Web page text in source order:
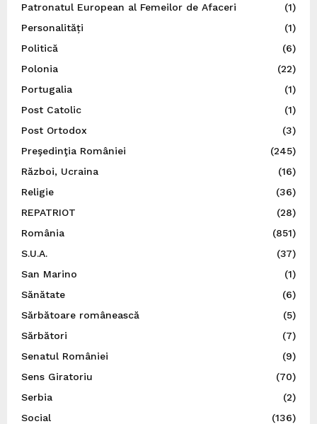
Patronatul European al Femeilor de Afaceri
(1)
Personalități
(1)
Politică
(6)
Polonia
(22)
Portugalia
(1)
Post Catolic
(1)
Post Ortodox
(3)
Preşedinţia României
(245)
Război, Ucraina
(16)
Religie
(36)
REPATRIOT
(28)
România
(851)
S.U.A.
(37)
San Marino
(1)
Sănătate
(6)
Sărbătoare românească
(5)
Sărbători
(7)
Senatul României
(9)
Sens Giratoriu
(70)
Serbia
(2)
Social
(136)